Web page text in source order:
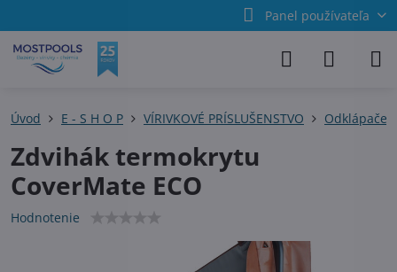
Panel používateľa
Úvod E - S H O P VÍRIVKOVÉ PRÍSLUŠENSTVO Odklápače
Zdvihák termokrytu
CoverMate ECO
Hodnotenie